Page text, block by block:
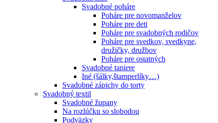
Svadobné poháre
Poháre pre novomanželov
Poháre pre deti
Poháre pre svadobných rodičov
Poháre pre svedkov, svedkyne,
družičky, družbov
Poháre pre ostatných
Svadobné taniere
Iné (šálky,štamperlíky…)
Svadobné zápichy do torty
Svadobný textil
Svadobné župany
Na rozlúčku so slobodou
Podväzky